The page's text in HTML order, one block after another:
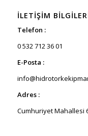
İLETIŞIM
Telefon :
0 532 712 36 01
E-Posta :
Adres :
Cumhuriyet Mahallesi